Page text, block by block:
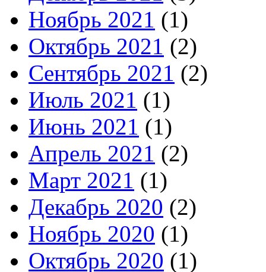
Ноябрь 2021 (1)
Октябрь 2021 (2)
Сентябрь 2021 (2)
Июль 2021 (1)
Июнь 2021 (1)
Апрель 2021 (2)
Март 2021 (1)
Декабрь 2020 (2)
Ноябрь 2020 (1)
Октябрь 2020 (1)